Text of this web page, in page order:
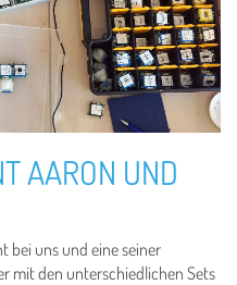
AARON UND
bei uns und eine seiner
mit den unterschiedlichen Sets